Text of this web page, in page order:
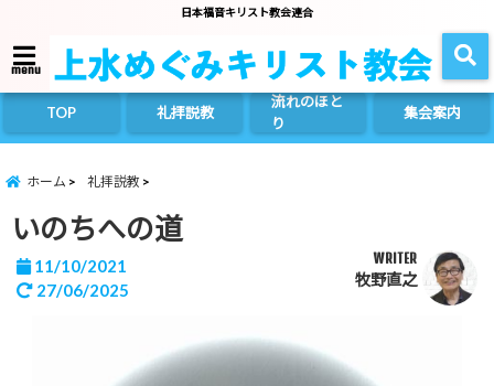
日本福音キリスト教会連合
menu
TOP 礼拝説教
流れのほと
り
集会案内
ホーム 礼拝説教
いのちへの道
11/10/2021
27/06/2025
WRITER
牧野直之